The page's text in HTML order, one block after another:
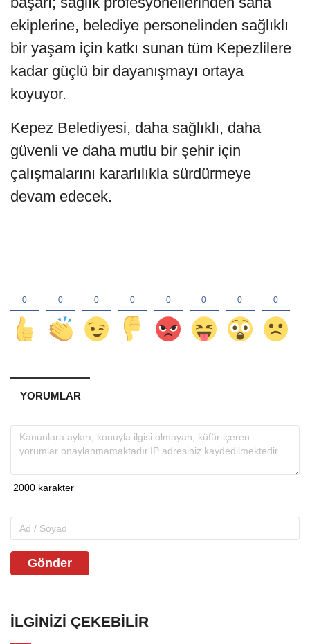
ekiplerine, belediye personelinden sağlıklı
bir yaşam için katkı sunan tüm Kepezlilere
kadar güçlü bir dayanışmayı ortaya
koyuyor.
Kepez Belediyesi, daha sağlıklı, daha
güvenli ve daha mutlu bir şehir için
çalışmalarını kararlılıkla sürdürmeye
devam edecek.
YORUMLAR
Gönder
İLGINIZI ÇEKEBILIR